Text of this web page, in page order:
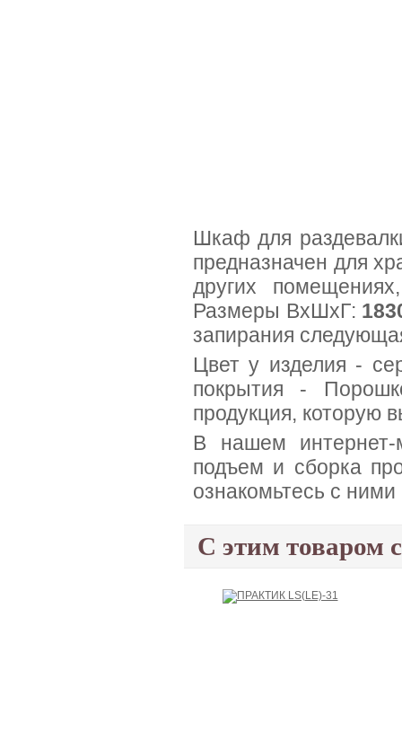
Шкаф для
предназначен для
других
Размеры ВхШхГ:
запирания
Цвет у изделия -
покрытия -
продукция, которую
В нашем интернет-
подъем и сборка
ознакомьтесь с
С этим товаром